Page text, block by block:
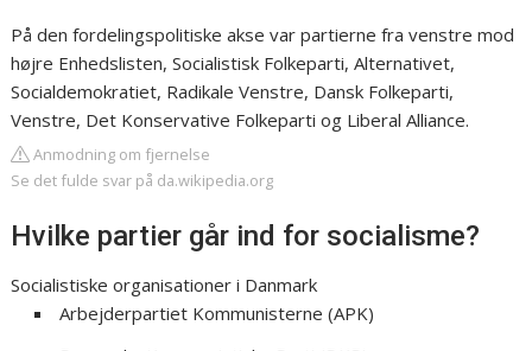
På den fordelingspolitiske akse var partierne fra venstre mod
højre Enhedslisten, Socialistisk Folkeparti, Alternativet,
Socialdemokratiet, Radikale Venstre, Dansk Folkeparti,
Venstre, Det Konservative Folkeparti og Liberal Alliance.
Anmodning om fjernelse
Se det fulde svar på da.wikipedia.org
Hvilke partier går ind for socialisme?
Socialistiske organisationer i Danmark
Arbejderpartiet Kommunisterne (APK)